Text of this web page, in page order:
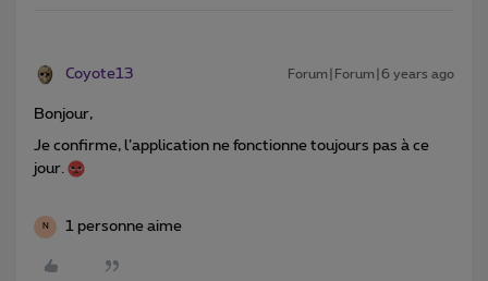
Coyote13 Forum|Forum|6 years ago
Bonjour,
Je confirme, l’application ne fonctionne toujours pas à ce
jour.
N 1 personne aime